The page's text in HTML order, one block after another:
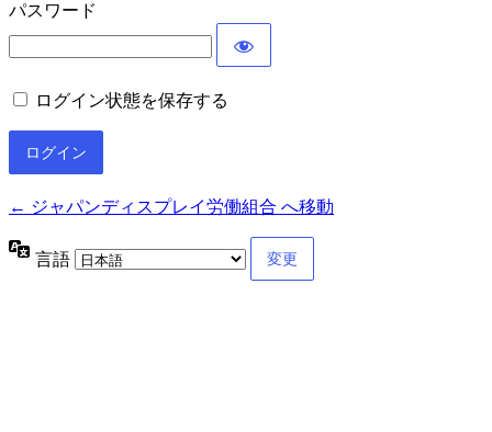
パスワード
ログイン状態を保存する
← ジャパンディスプレイ労働組合 へ移動
言語